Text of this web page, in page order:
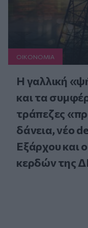
ΟΙΚΟΝΟΜΙΑ
Η γαλλική
και τα
τράπεζες
δάνεια, νέο
Εξάρχου και
κερδών της